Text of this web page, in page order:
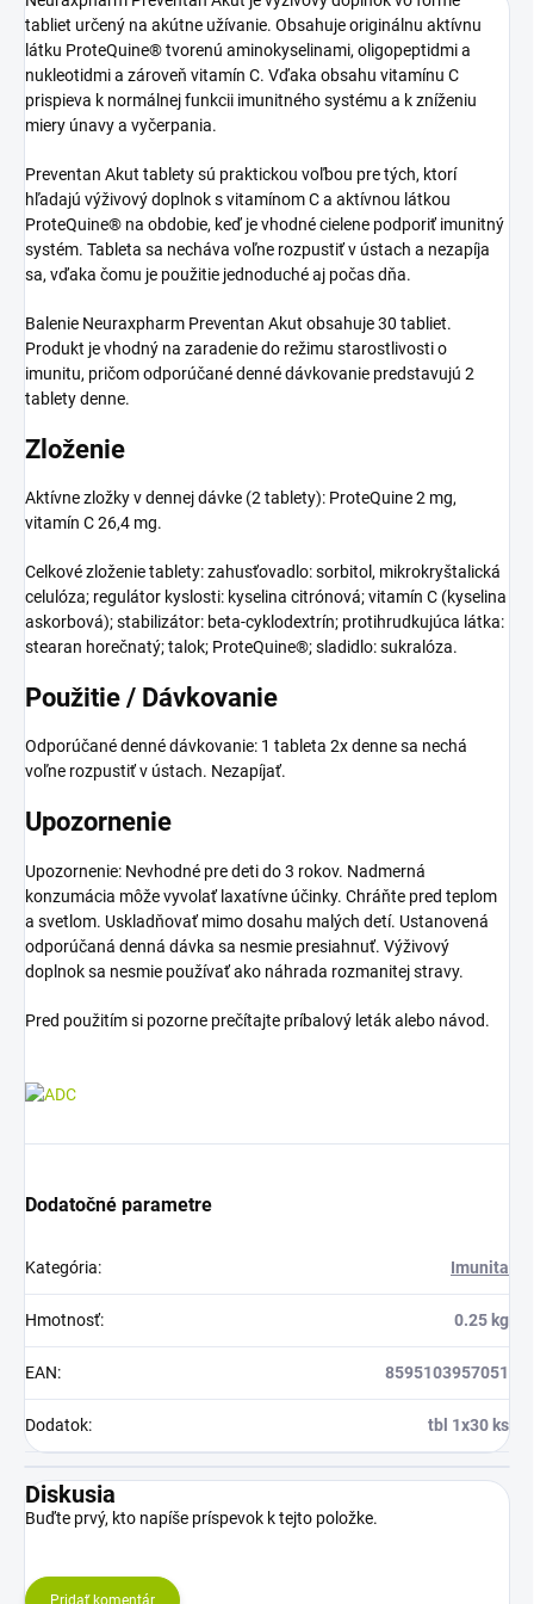
tabliet určený na akútne užívanie. Obsahuje originálnu aktívnu
látku ProteQuine® tvorenú aminokyselinami, oligopeptidmi a
nukleotidmi a zároveň vitamín C. Vďaka obsahu vitamínu C
prispieva k normálnej funkcii imunitného systému a k zníženiu
miery únavy a vyčerpania.
Preventan Akut tablety sú praktickou voľbou pre tých, ktorí
hľadajú výživový doplnok s vitamínom C a aktívnou látkou
ProteQuine® na obdobie, keď je vhodné cielene podporiť imunitný
systém. Tableta sa necháva voľne rozpustiť v ústach a nezapíja
sa, vďaka čomu je použitie jednoduché aj počas dňa.
Balenie Neuraxpharm Preventan Akut obsahuje 30 tabliet.
Produkt je vhodný na zaradenie do režimu starostlivosti o
imunitu, pričom odporúčané denné dávkovanie predstavujú 2
tablety denne.
Zloženie
Aktívne zložky v dennej dávke (2 tablety): ProteQuine 2 mg,
vitamín C 26,4 mg.
Celkové zloženie tablety: zahusťovadlo: sorbitol, mikrokryštalická
celulóza; regulátor kyslosti: kyselina citrónová; vitamín C (kyselina
askorbová); stabilizátor: beta-cyklodextrín; protihrudkujúca látka:
stearan horečnatý; talok; ProteQuine®; sladidlo: sukralóza.
Použitie / Dávkovanie
Odporúčané denné dávkovanie: 1 tableta 2x denne sa nechá
voľne rozpustiť v ústach. Nezapíjať.
Upozornenie
Upozornenie: Nevhodné pre deti do 3 rokov. Nadmerná
konzumácia môže vyvolať laxatívne účinky. Chráňte pred teplom
a svetlom. Uskladňovať mimo dosahu malých detí. Ustanovená
odporúčaná denná dávka sa nesmie presiahnuť. Výživový
doplnok sa nesmie používať ako náhrada rozmanitej stravy.
Pred použitím si pozorne prečítajte príbalový leták alebo návod.
Dodatočné parametre
Kategória: Imunita
Hmotnosť: 0.25 kg
EAN: 8595103957051
Dodatok: tbl 1x30 ks
Diskusia
Buďte prvý, kto napíše príspevok k tejto položke.